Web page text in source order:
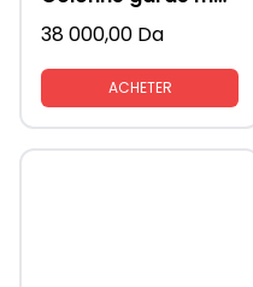
38 000,00 Da
ACHETER